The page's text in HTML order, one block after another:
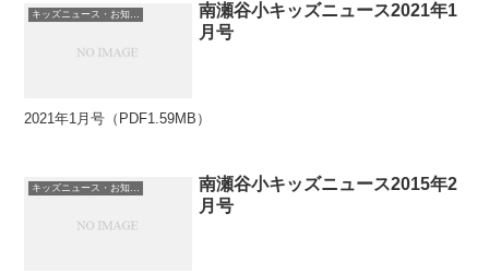
キッズニュース・お知らせ
南瀬谷小キッズニュース2021年1
月号
2021年1月号（PDF1.59MB）
南瀬谷小キッズニュース2015年2
月号